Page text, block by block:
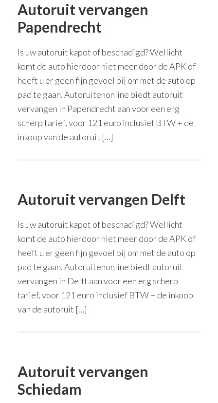
Autoruit vervangen
Papendrecht
Is uw autoruit kapot of beschadigd? Wellicht
komt de auto hierdoor niet meer door de APK of
heeft u er geen fijn gevoel bij om met de auto op
pad te gaan. Autoruitenonline biedt autoruit
vervangen in Papendrecht aan voor een erg
scherp tarief, voor 121 euro inclusief BTW + de
inkoop van de autoruit […]
Autoruit vervangen Delft
Is uw autoruit kapot of beschadigd? Wellicht
komt de auto hierdoor niet meer door de APK of
heeft u er geen fijn gevoel bij om met de auto op
pad te gaan. Autoruitenonline biedt autoruit
vervangen in Delft aan voor een erg scherp
tarief, voor 121 euro inclusief BTW + de inkoop
van de autoruit […]
Autoruit vervangen
Schiedam